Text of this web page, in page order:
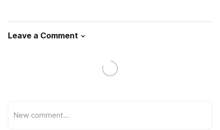
Leave a Comment